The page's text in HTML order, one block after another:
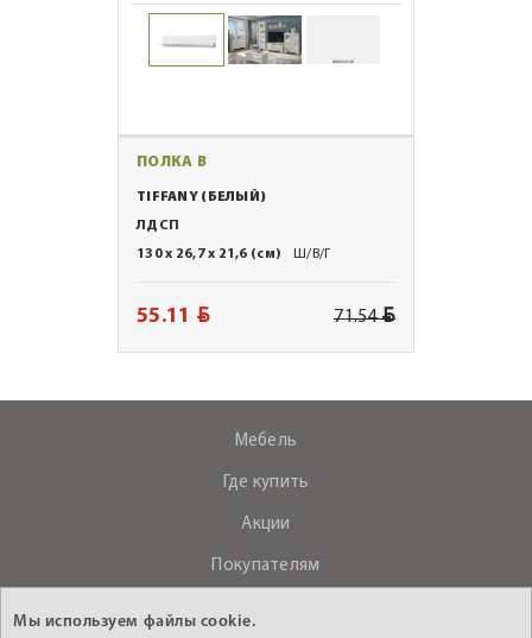
ПОЛКА B
TIFFANY (БЕЛЫЙ)
ЛДСП
130 x 26,7 x 21,6 (см)
Ш/В/Г
55.11 BYN 71.54BYN
Мебель
Где купить
Акции
Покупателям
Мы используем файлы cookie.